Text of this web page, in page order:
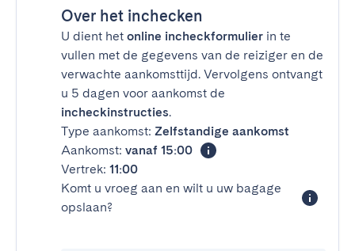
Over het inchecken
U dient het online incheckformulier in te
vullen met de gegevens van de reiziger en de
verwachte aankomsttijd. Vervolgens ontvangt
u 5 dagen voor aankomst de
incheckinstructies.
Type aankomst: Zelfstandige aankomst
Aankomst: vanaf 15:00
Vertrek: 11:00
Komt u vroeg aan en wilt u uw bagage
opslaan?